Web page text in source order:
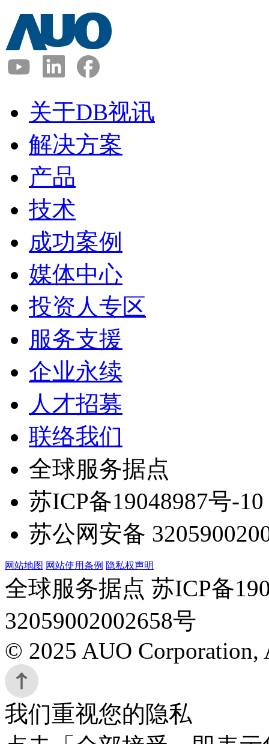
关于DB视讯
解决方案
产品
技术
成功案例
媒体中心
投资人专区
服务支援
企业永续
人才招募
联络我们
全球服务据点
苏ICP备19048987号-10
苏公网安备
网站地图 网站使用条例 隐私权声明
全球服务据点 苏ICP备
32059002002658号
© 2025 AUO Corporation,
我们重视您的隐私